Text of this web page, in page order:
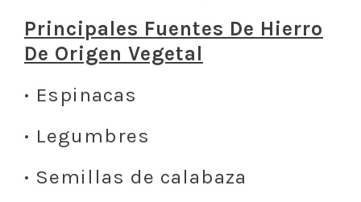
Principales Fuentes De Hierro
De Origen Vegetal
· Espinacas
· Legumbres
· Semillas de calabaza